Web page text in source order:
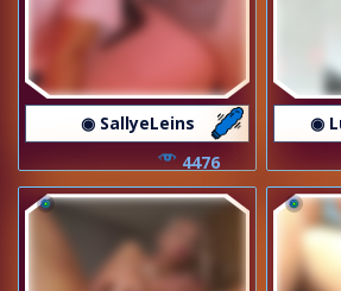
◉ SallyeLeins
4476
◉